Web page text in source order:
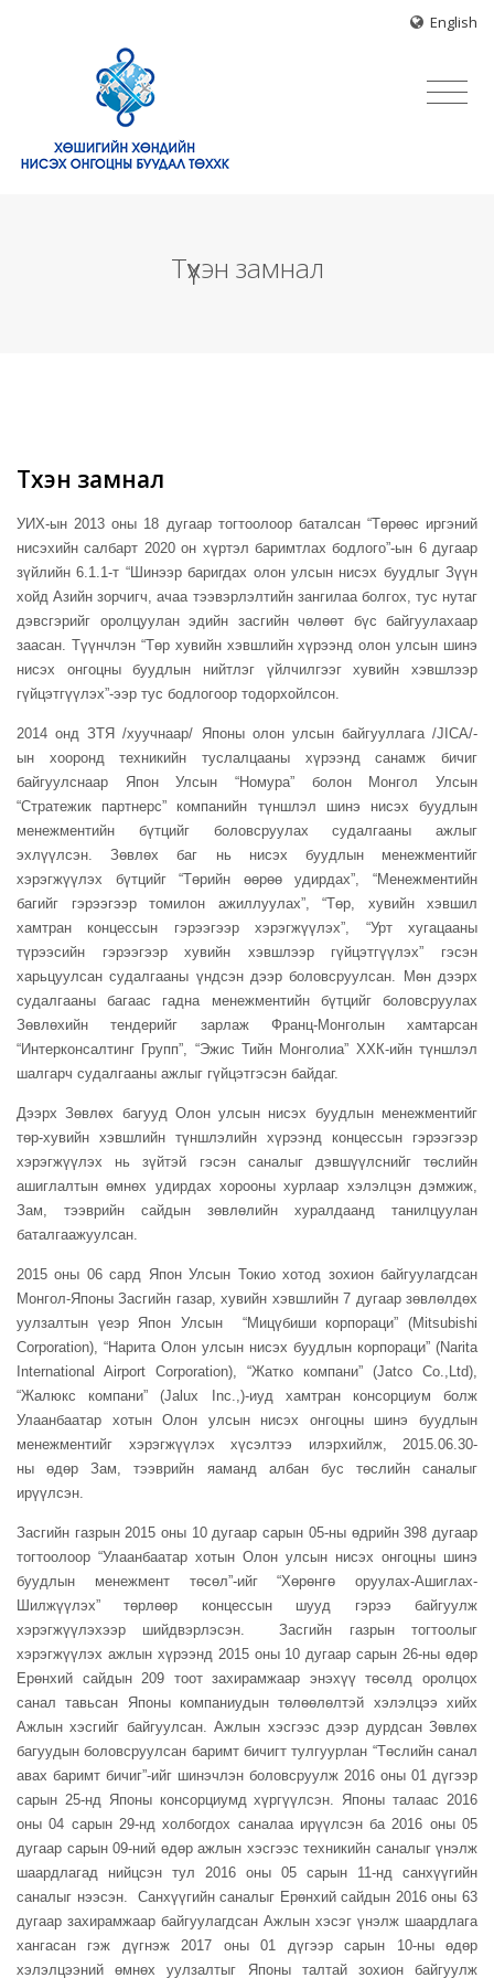
English
Түүхэн замнал
Түүхэн замнал
УИХ-ын 2013 оны 18 дугаар тогтоолоор баталсан “Төрөөс иргэний
нисэхийн салбарт 2020 он хүртэл баримтлах бодлого”-ын 6 дугаар
зүйлийн 6.1.1-т “Шинээр баригдах олон улсын нисэх буудлыг Зүүн
хойд Азийн зорчигч, ачаа тээвэрлэлтийн зангилаа болгох, тус нутаг
дэвсгэрийг оролцуулан эдийн засгийн чөлөөт бүс байгуулахаар
заасан. Түүнчлэн “Төр хувийн хэвшлийн хүрээнд олон улсын шинэ
нисэх онгоцныбуудлын нийтлэг үйлчилгээг хувийн хэвшлээр
гүйцэтгүүлэх”-ээр тус бодлогоор тодорхойлсон.
2014 ондЗТЯ /хуучнаар/ Японы олон улсын байгууллага /JICA/-
ын хооронд техникийн туслалцааны хүрээнд санамж бичиг
байгуулснаар Япон Улсын “Номура” болон Монгол Улсын
“Стратежик партнерс” компанийн түншлэл шинэ нисэх буудлын
менежментийн бүтцийг боловсруулах судалгааны ажлыг
эхлүүлсэн. Зөвлөх баг нь нисэх буудлын менежментийг
хэрэгжүүлэх бүтцийг “Төрийн өөрөө удирдах”, “Менежментийн
багийг гэрээгээр томилон ажиллуулах”, “Төр, хувийн хэвшил
хамтран концессын гэрээгээр хэрэгжүүлэх”, “Урт хугацааны
түрээсийн гэрээгээр хувийн хэвшлээр гүйцэтгүүлэх” гэсэн
харьцуулсан судалгааны үндсэн дээр боловсруулсан. Мөн дээрх
судалгааны багаас гадна менежментийн бүтцийг боловсруулах
Зөвлөхийн тендерийг зарлаж Франц-Монголын хамтарсан
“Интерконсалтинг Групп”, “Эжис Тийн Монголиа” ХХК-ийн түншлэл
шалгарч судалгааны ажлыг гүйцэтгэсэн байдаг.
Дээрх Зөвлөх багууд Олон улсын нисэх буудлын менежментийг
төр-хувийн хэвшлийн түншлэлийн хүрээнд концессын гэрээгээр
хэрэгжүүлэх нь зүйтэй гэсэн саналыг дэвшүүлснийг төслийн
ашиглалтын өмнөх удирдах хорооны хурлаар хэлэлцэн дэмжиж,
Зам, тээврийн сайдын зөвлөлийн хуралдаанд танилцуулан
баталгаажуулсан.
2015 оны 06 сард Япон Улсын Токио хотод зохион байгуулагдсан
Монгол-Японы Засгийн газар, хувийн хэвшлийн 7 дугаар зөвлөлдөх
уулзалтын үеэр Япон Улсын “Мицүбиши корпораци” (Mitsubishi
Corporation), “Нарита Олон улсын нисэх буудлын корпораци” (Narita
International Airport Corporation), “Жатко компани” (Jatco Co.,Ltd),
“Жалюкс компани” (Jalux Inc.,)-иуд хамтран консорциум болж
Улаанбаатар хотын Олон улсын нисэх онгоцны шинэ буудлын
менежментийг хэрэгжүүлэх хүсэлтээ илэрхийлж, 2015.06.30-
ны өдөр Зам, тээврийн яаманд албан бус төслийн саналыг
ирүүлсэн.
Засгийн газрын 2015 оны 10 дугаар сарын 05-ныөдрийн 398 дугаар
тогтоолоор “Улаанбаатар хотын Олон улсын нисэх онгоцны шинэ
буудлын менежмент төсөл”-ийг“Хөрөнгө оруулах-Ашиглах-
Шилжүүлэх” төрлөөр концессын шууд гэрээ байгуулж
хэрэгжүүлэхээр шийдвэрлэсэн. Засгийн газрын тогтоолыг
хэрэгжүүлэх ажлын хүрээнд 2015 оны 10 дугаар сарын 26-ны өдөр
Ерөнхий сайдын 209 тоот захирамжаар энэхүү төсөлд оролцох
санал тавьсан Японы компаниудын төлөөлөлтэй хэлэлцээ хийх
Ажлын хэсгийг байгуулсан. Ажлын хэсгээс дээр дурдсан Зөвлөх
багуудын боловсруулсан баримт бичигт тулгуурлан “Төслийн санал
авах баримт бичиг”-ийг шинэчлэн боловсруулж 2016 оны 01 дүгээр
сарын 25-нд Японы консорциумд хүргүүлсэн. Японы талаас 2016
оны 04 сарын 29-нд холбогдох саналаа ирүүлсэн ба 2016 оны 05
дугаар сарын 09-ний өдөр ажлын хэсгээс техникийн саналыг үнэлж
шаардлагад нийцсэн тул 2016 оны 05 сарын 11-нд санхүүгийн
саналыг нээсэн. Санхүүгийн саналыг Ерөнхий сайдын 2016 оны 63
дугаар захирамжаар байгуулагдсан Ажлын хэсэг үнэлж шаардлага
хангасан гэж дүгнэж 2017 оны 01 дүгээр сарын 10-ныөдөр
хэлэлцээний өмнөх уулзалтыг Японы талтай зохион байгуулж